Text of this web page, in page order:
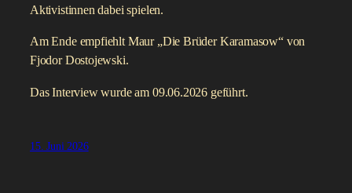
Aktivistinnen dabei spielen.
Am Ende empfiehlt Maur „Die Brüder Karamasow“ von
Fjodor Dostojewski.
Das Interview wurde am 09.06.2026 geführt.
15. Juni 2026